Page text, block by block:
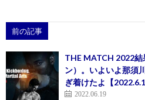
前の記事
THE MATCH 2022
ン）。いよいよ那須
ぎ着けたよ【
2022.06.19